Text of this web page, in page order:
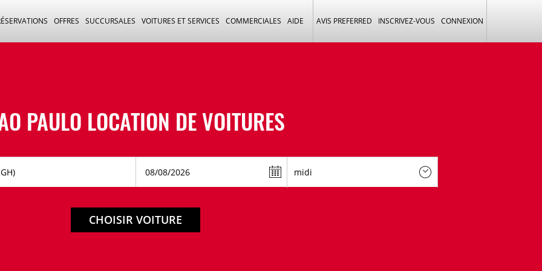
OFFRES SUCCURSALES VOITURES ET SERVICES COMMERCIALES AIDE AVIS PREFERRED INSCRIVEZ-VOUS CONNEXION
PAULO LOCATION DE VOITURES
CHOISIR VOITURE